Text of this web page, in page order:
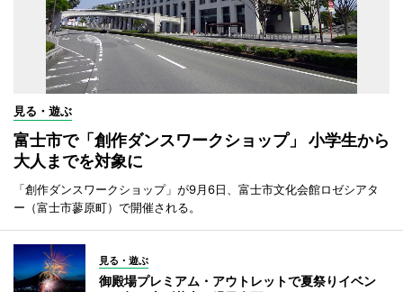
見る・遊ぶ
富士市で「創作ダンスワークショップ」 小学生から
大人までを対象に
「創作ダンスワークショップ」が9月6日、富士市文化会館ロゼシアタ
ー（富士市蓼原町）で開催される。
見る・遊ぶ
御殿場プレミアム・アウトレットで夏祭りイベン